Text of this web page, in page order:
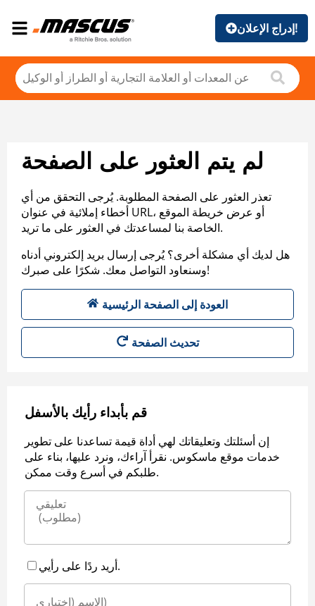
إدراج الإعلان!
لم يتم العثور على الصفحة
تعذر العثور على الصفحة المطلوبة. يُرجى التحقق من أي
أخطاء إملائية في عنوان URL، أو عرض خريطة الموقع
الخاصة بنا لمساعدتك في العثور على ما تريد.
هل لديك أي مشكلة أخرى؟ يُرجى إرسال بريد إلكتروني أدناه
وسنعاود التواصل معك. شكرًا على صبرك!
العودة إلى الصفحة الرئيسية
تحديث الصفحة
قم بأبداء رأيك بالأسفل
إن أسئلتك وتعليقاتك لهي أداة قيمة تساعدنا على تطوير
خدمات موقع ماسكوس. نقرأ آراءك، ونرد عليها، بناء على
طلبكم في أسرع وقت ممكن.
أريد ردًا على رأيي.